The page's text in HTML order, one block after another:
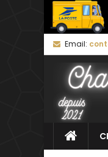
Email: